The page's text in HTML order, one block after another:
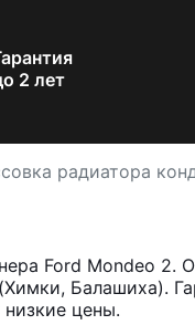
2 лет
радиатора
Ford Mondeo 2.
Балашиха).
цены.